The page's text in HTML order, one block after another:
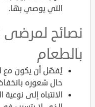
التي يوصي بها.
نصائح
بالطعام
يُفضّل أن يكون
حال شعوره
الانتباه إلى